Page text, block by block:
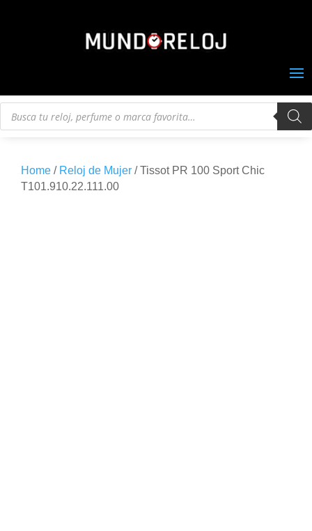
Búsqueda
Home / Reloj de Mujer / Tissot PR 100 Sport Chic
T101.910.22.111.00